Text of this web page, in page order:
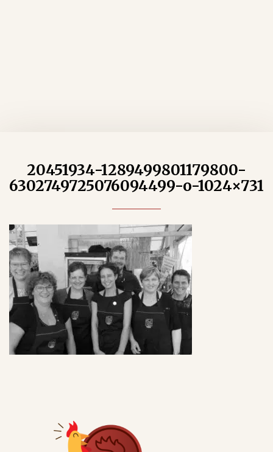
20451934-1289499801179800-
6302749725076094499-o-1024×731